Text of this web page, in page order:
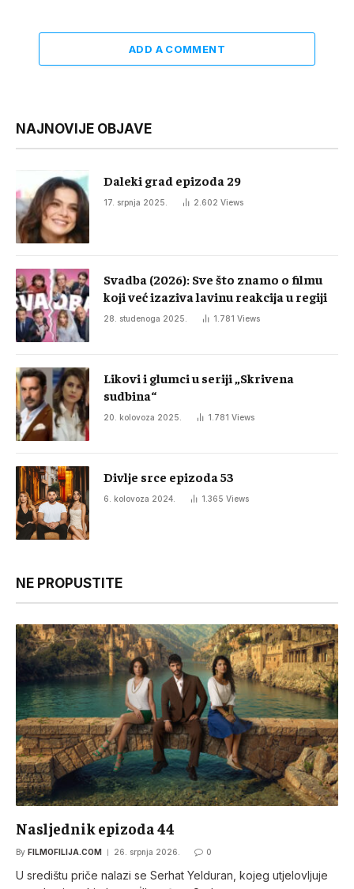
ADD A COMMENT
NAJNOVIJE OBJAVE
Daleki grad epizoda 29
17. srpnja 2025. 2.602 Views
Svadba (2026): Sve što znamo o filmu
koji već izaziva lavinu reakcija u regiji
28. studenoga 2025. 1.781 Views
Likovi i glumci u seriji „Skrivena
sudbina“
20. kolovoza 2025. 1.781 Views
Divlje srce epizoda 53
6. kolovoza 2024. 1.365 Views
NE PROPUSTITE
Nasljednik epizoda 44
By FILMOFILIJA.COM 26. srpnja 2026. 0
U središtu priče nalazi se Serhat Yelduran, kojeg utjelovljuje